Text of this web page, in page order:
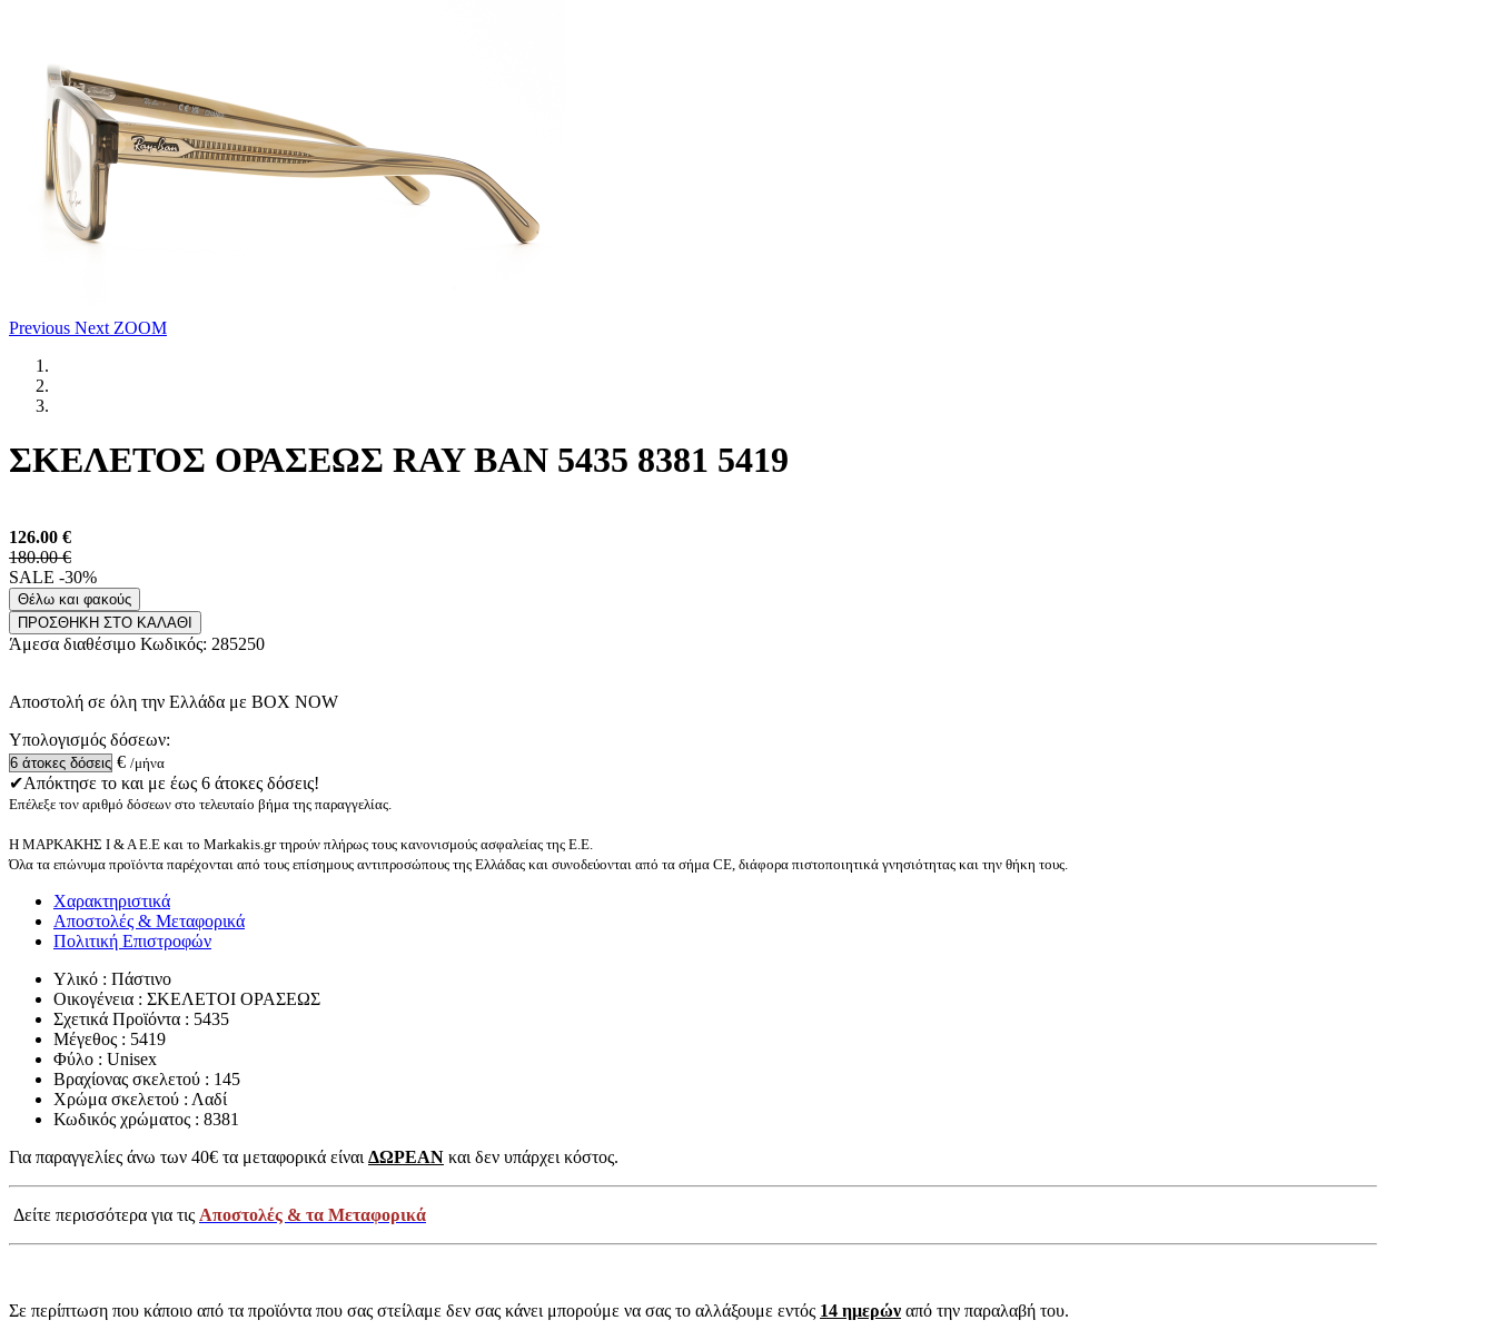
Previous Next ZOOM
ΣΚΕΛΕΤΟΣ ΟΡΑΣΕΩΣ RAY BAN 5435 8381 5419
126.00 €
180.00 €
SALE -30%
Θέλω και φακούς
ΠΡΟΣΘΗΚΗ ΣΤΟ ΚΑΛΑΘΙ
Άμεσα διαθέσιμο Κωδικός: 285250
Αποστολή σε όλη την Ελλάδα με BOX NOW
Υπολογισμός δόσεων:
€ /μήνα
✔Απόκτησε το και με έως 6 άτοκες δόσεις!
Επέλεξε τον αριθμό δόσεων στο τελευταίο βήμα της παραγγελίας.
Η ΜΑΡΚΑΚΗΣ Ι & Α Ε.Ε και το Markakis.gr τηρούν πλήρως τους κανονισμούς ασφαλείας της Ε.Ε.
Όλα τα επώνυμα προϊόντα παρέχονται από τους επίσημους αντιπροσώπους της Ελλάδας και συνοδεύονται από τα σήμα CE, διάφορα πιστοποιητικά γνησιότητας και την θήκη τους.
Χαρακτηριστικά
Αποστολές & Μεταφορικά
Πολιτική Επιστροφών
Υλικό : Πάστινο
Οικογένεια : ΣΚΕΛΕΤΟΙ ΟΡΑΣΕΩΣ
Σχετικά Προϊόντα : 5435
Μέγεθος : 5419
Φύλο : Unisex
Βραχίονας σκελετού : 145
Χρώμα σκελετού : Λαδί
Κωδικός χρώματος : 8381
Για παραγγελίες άνω των 40€ τα μεταφορικά είναι ΔΩΡΕΑΝ και δεν υπάρχει κόστος.
Δείτε περισσότερα για τις Αποστολές & τα Μεταφορικά
Σε περίπτωση που κάποιο από τα προϊόντα που σας στείλαμε δεν σας κάνει μπορούμε να σας το αλλάξουμε εντός 14 ημερών από την παραλαβή του.